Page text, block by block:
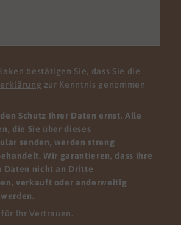
bestätigen Sie, dass Sie die
zur Kenntnis genommen
Schutz Ihrer Daten ernst. Alle
die Sie über dieses
senden, werden streng
Wir garantieren, dass Ihre
Daten nicht an Dritte
verkauft oder anderweitig
Ihr Vertrauen.